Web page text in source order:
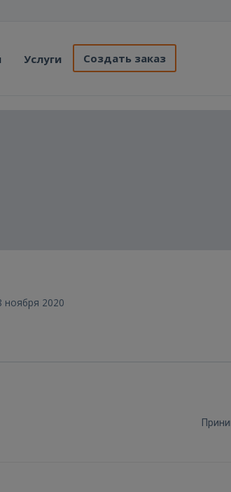
Услуги Создать заказ
ноября 2020